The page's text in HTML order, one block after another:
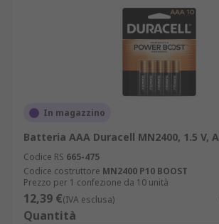
In magazzino
Batteria AAA Duracell MN2400, 1.5 V,
Codice RS 665-475
Codice costruttore MN2400 P10 BOOST
Prezzo per 1 confezione da 10 unità
12,39 €(IVA esclusa)
Quantità